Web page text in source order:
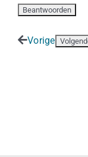
Vorige